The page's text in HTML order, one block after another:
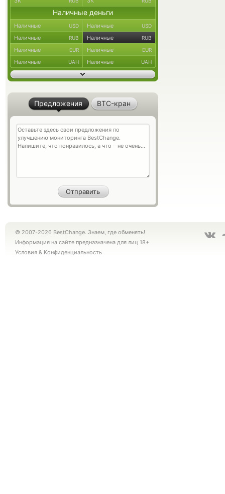
Наличные деньги
Наличные USD Наличные USD
Наличные RUB Наличные RUB
Наличные EUR Наличные EUR
Наличные UAH Наличные UAH
Предложения BTC-кран
© 2007-2026 BestChange. Знаем, где обменять!
Информация на сайте предназначена для лиц 18+
Условия & Конфиденциальность